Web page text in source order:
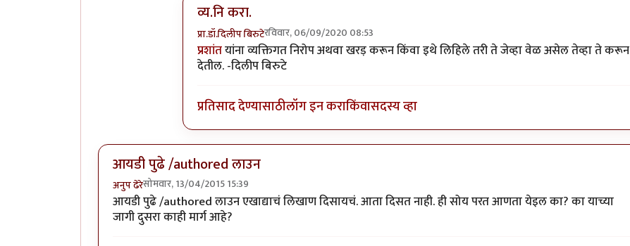
व्य.नि करा.
प्रा.डॉ.दिलीप बिरुटेरविवार, 06/09/2020 08:53
In reply toUser name changebyOnShree Graphicd
प्रशांतयांना व्यक्तिगत निरोप अथवा खरड़ करून किंवा इथे लिहिले तरी ते जेव्हा वेळ असेल तेव्हा ते करून
देतील. -दिलीप बिरुटे
प्रतिसाद देण्यासाठीलॉग इन कराकिंवासदस्य व्हा
आयडी पुढे /authored लाउन
अनुप ढेरेसोमवार, 13/04/2015 15:39
आयडी पुढे /authored लाउन एखाद्याचं लिखाण दिसायचं. आता दिसत नाही. ही सोय परत आणता येइल का? का याच्या
जागी दुसरा काही मार्ग आहे?